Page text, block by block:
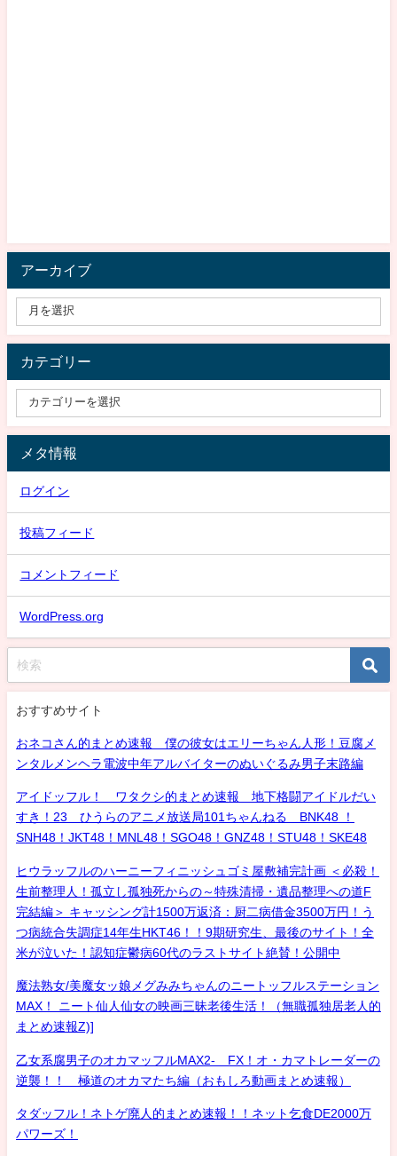
アーカイブ
カテゴリー
メタ情報
ログイン
投稿フィード
コメントフィード
WordPress.org
おすすめサイト
おネコさん的まとめ速報 僕の彼女はエリーちゃん人形！豆腐メ
ンタルメンヘラ電波中年アルバイターのぬいぐるみ男子末路編
アイドッフル！ ワタクシ的まとめ速報 地下格闘アイドルだい
すき！23 ひうらのアニメ放送局101ちゃんねる BNK48 ！
SNH48！JKT48！MNL48！SGO48！GNZ48！STU48！SKE48
ヒウラッフルのハーニーフィニッシュゴミ屋敷補完計画 ＜必殺！
生前整理人！孤立し孤独死からの～特殊清掃・遺品整理への道F
完結編＞ キャッシング計1500万返済：厨二病借金3500万円！う
つ病統合失調症14年生HKT46！！9期研究生、最後のサイト！全
米が泣いた！認知症鬱病60代のラストサイト絶賛！公開中
魔法熟女/美魔女ッ娘メグみみちゃんのニートッフルステーション
MAX！ ニート仙人仙女の映画三昧老後生活！（無職孤独居老人的
まとめ速報Z)]
乙女系腐男子のオカマッフルMAX2- FX！オ・カマトレーダーの
逆襲！！ 極道のオカマたち編（おもしろ動画まとめ速報）
タダッフル！ネトゲ廃人的まとめ速報！！ネット乞食DE2000万
パワーズ！